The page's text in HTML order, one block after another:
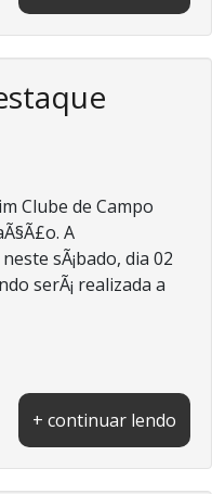
Clube de Campo
A
sÃ¡bado, dia 02
serÃ¡ realizada a
+ continuar lendo